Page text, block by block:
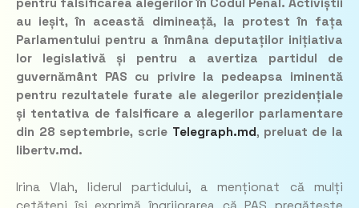
au ieșit, în această dimineață, la protest în fața
Parlamentului pentru a înmâna deputaților inițiativa
lor legislativă și pentru a avertiza partidul de
guvernământ PAS cu privire la pedeapsa iminentă
pentru rezultatele furate ale alegerilor prezidențiale
și tentativa de falsificare a alegerilor parlamentare
din 28 septembrie, scrie Telegraph.md, preluat de la
libertv.md.
Irina Vlah, liderul partidului, a menționat că mulți